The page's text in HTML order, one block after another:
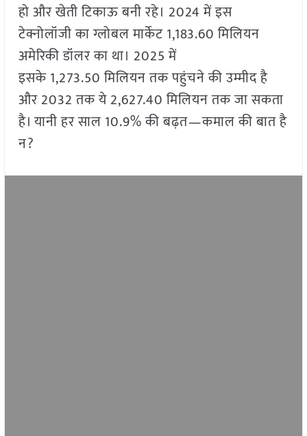
हो और खेती टिकाऊ बनी रहे। 2024 में इस
टेक्नोलॉजी का ग्लोबल मार्केट 1,183.60 मिलियन
अमेरिकी डॉलर का था। 2025 में
इसके 1,273.50 मिलियन तक पहुंचने की उम्मीद है
और 2032 तक ये 2,627.40 मिलियन तक जा सकता
है। यानी हर साल 10.9% की बढ़त—कमाल की बात है
न?